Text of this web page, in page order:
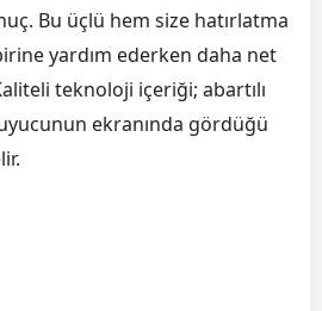
Bu üçlü hem size hatırlatma
yardım ederken daha net
teknoloji içeriği; abartılı
ekranında gördüğü